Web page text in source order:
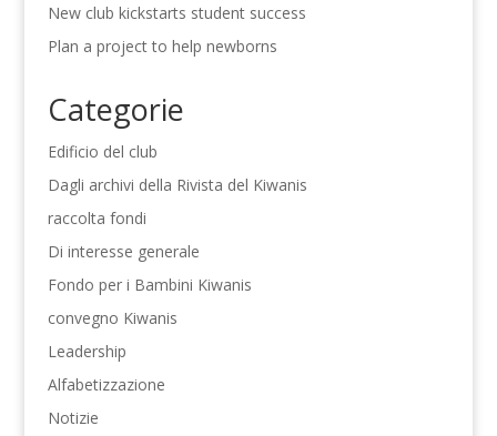
New club kickstarts student success
Plan a project to help newborns
Categorie
Edificio del club
Dagli archivi della Rivista del Kiwanis
raccolta fondi
Di interesse generale
Fondo per i Bambini Kiwanis
convegno Kiwanis
Leadership
Alfabetizzazione
Notizie